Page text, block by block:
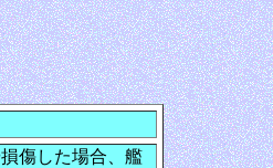
傷した場合、艦